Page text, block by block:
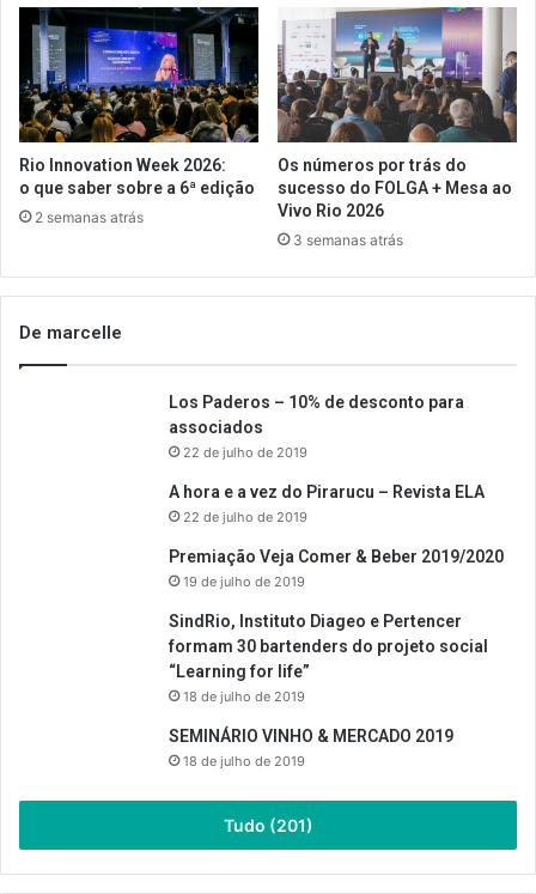
Rio Innovation Week 2026:
o que saber sobre a 6ª edição
2 semanas atrás
Os números por trás do
sucesso do FOLGA + Mesa ao
Vivo Rio 2026
3 semanas atrás
De marcelle
Los Paderos – 10% de desconto para
associados
22 de julho de 2019
A hora e a vez do Pirarucu – Revista ELA
22 de julho de 2019
Premiação Veja Comer & Beber 2019/2020
19 de julho de 2019
SindRio, Instituto Diageo e Pertencer
formam 30 bartenders do projeto social
“Learning for life”
18 de julho de 2019
SEMINÁRIO VINHO & MERCADO 2019
18 de julho de 2019
Tudo (201)